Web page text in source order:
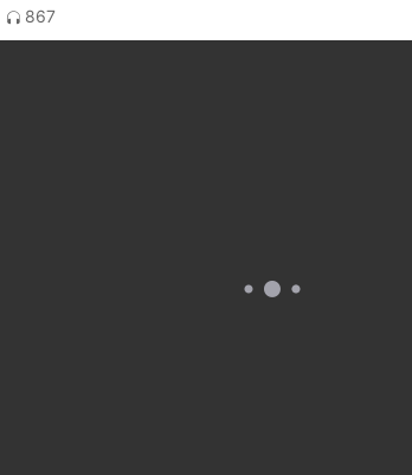
867